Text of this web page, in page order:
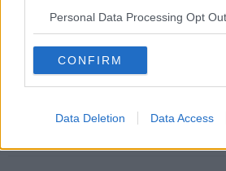
Personal Data Processing Opt
CONFIRM
Data Deletion Data Access
lavorare con il dottor Giannelli,
professionale e umano".
Il funerale si terrà domani, 6 dicembre,
camera mortuaria dell’ospedale di Livorno.